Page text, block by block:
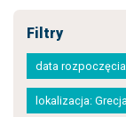
Filtry
data
lokalizacja: